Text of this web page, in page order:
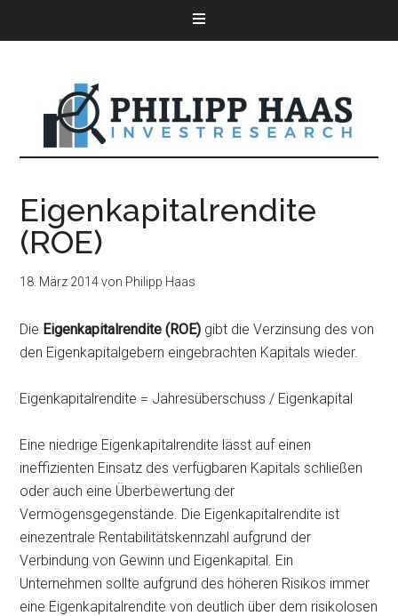
Eigenkapitalrendite
(ROE)
18. März 2014von Philipp Haas
Die Eigenkapitalrendite (ROE) gibt die Verzinsung des von
den Eigenkapitalgebern eingebrachten Kapitals wieder.
Eigenkapitalrendite = Jahresüberschuss / Eigenkapital
Eine niedrige Eigenkapitalrendite lässt auf einen
ineffizienten Einsatz des verfügbaren Kapitals schließen
oder auch eine Überbewertung der
Vermögensgegenstände. Die Eigenkapitalrendite ist
einezentrale Rentabilitätskennzahl aufgrund der
Verbindung von Gewinn und Eigenkapital. Ein
Unternehmen sollte aufgrund des höheren Risikos immer
eine Eigenkapitalrendite von deutlich über dem risikolosen